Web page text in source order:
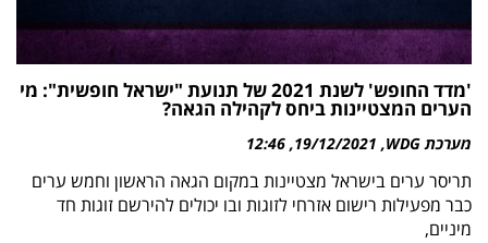
'מדד החופש' לשנת 2021 של תנועת "ישראל חופשית": מי
הערים המצטיינות ביחס לקהילה הגאה?
מערכת WDG 19/12/2021
12:46
תריסר ערים בישראל מצטיינות במקום הגאה הראשון וחמש ערים
כבר מפעילות רישום אזרחי לזוגות ובו יכולים להירשם זוגות חד
מיניים,